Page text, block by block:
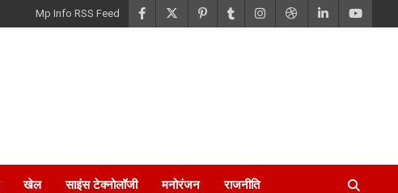
Mp Info RSS Feed
खेल साइंस टेक्नोलॉजी मनोरंजन राजनीति